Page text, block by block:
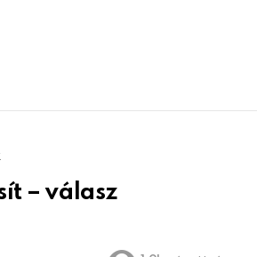
– válasz